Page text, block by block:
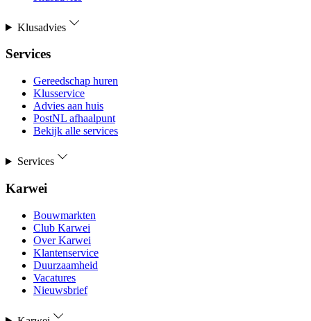
Klusadvies
Services
Gereedschap huren
Klusservice
Advies aan huis
PostNL afhaalpunt
Bekijk alle services
Services
Karwei
Bouwmarkten
Club Karwei
Over Karwei
Klantenservice
Duurzaamheid
Vacatures
Nieuwsbrief